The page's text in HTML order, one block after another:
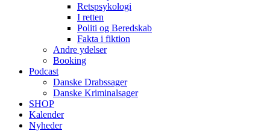
Retspsykologi
I retten
Politi og Beredskab
Fakta i fiktion
Andre ydelser
Booking
Podcast
Danske Drabssager
Danske Kriminalsager
SHOP
Kalender
Nyheder